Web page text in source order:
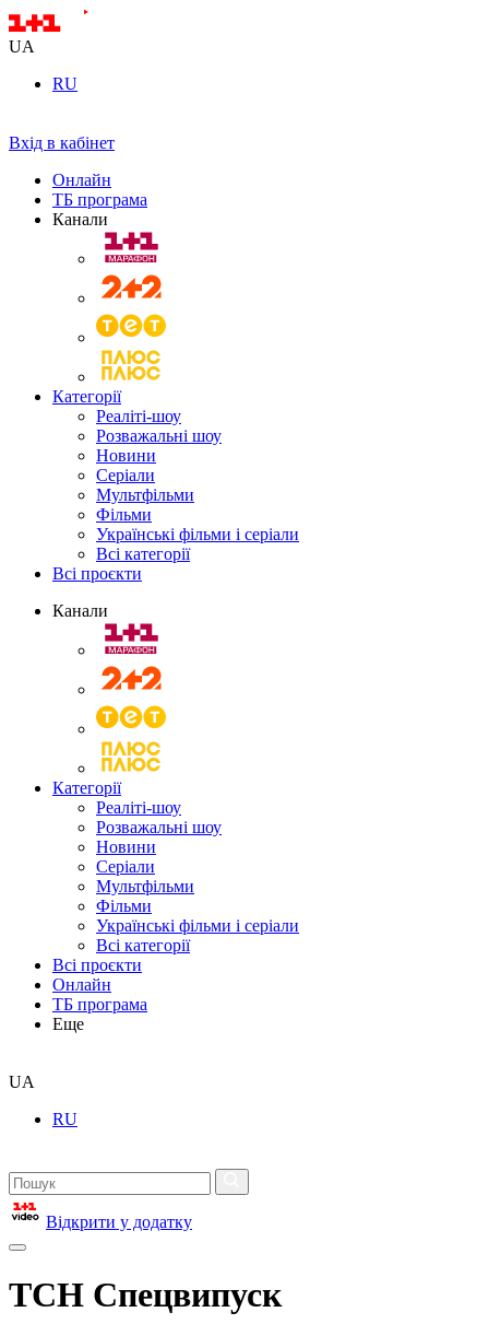
UA
RU
Вхід в кабінет
Онлайн
ТБ програма
Канали
Категорії
Реаліті-шоу
Розважальні шоу
Новини
Серіали
Мультфільми
Фільми
Українські фільми і серіали
Всі категорії
Всі проєкти
Канали
Категорії
Реаліті-шоу
Розважальні шоу
Новини
Серіали
Мультфільми
Фільми
Українські фільми і серіали
Всі категорії
Всі проєкти
Онлайн
ТБ програма
Еще
UA
RU
Відкрити у додатку
ТСН Спецвипуск